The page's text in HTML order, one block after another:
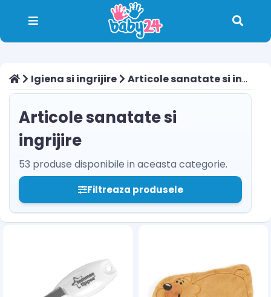
Igiena si ingrijire Articole sanatate si ingrijire
Articole sanatate si
ingrijire
53 produse disponibile in aceasta categorie.
Filtreaza produsele